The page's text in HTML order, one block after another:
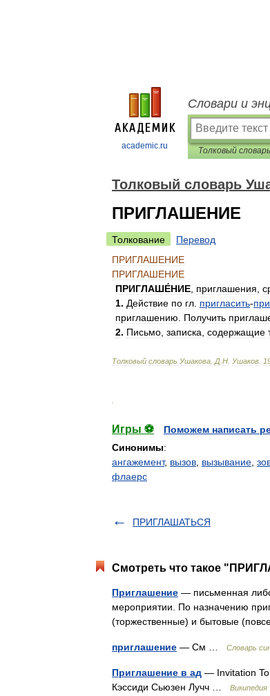
academic.ru
Словари и
Толковый словарь
ПРИГЛАШЕНИЕ
Толкование
Перевод
ПРИГЛАШЕНИЕ
ПРИГЛАШЕНИЕ
ПРИГЛАШЕ́НИЕ приглашения
1. Действие по гл пригласить-
приглашению
Получить
2. Письмо записка содержащие
Толковый словарь Ушакова Д Н Ушаков
Игры ⚽
Поможем написать
Синонимы:
ангажемент, вызов вызывание
флаерс
ПРИГЛАШАТЬСЯ
Смотреть что такое
Приглашение — письменная либо
мероприятии. По назначению
(торжественные) и бытовые
приглашение — См … Словарь
Приглашение в ад — Invitation To
Кэссиди Сьюзен Лучч …
Википедия